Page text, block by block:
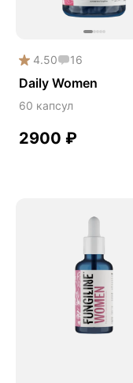
Сердце и
Снижение
Снижение
Спокойствие и
Шлемник
Энергия и
4.50 16
Daily Women
60 капсул
2900 ₽